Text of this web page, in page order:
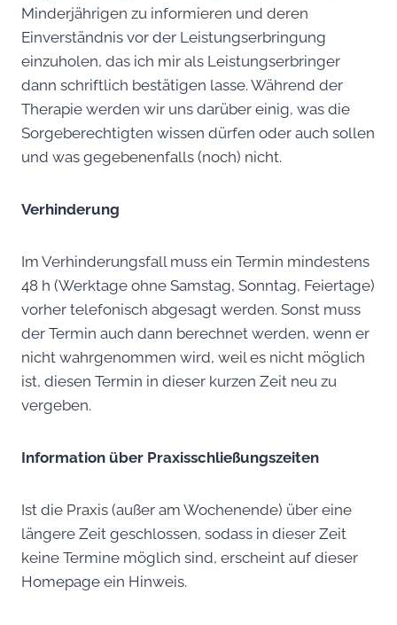
Minderjährigen zu informieren und deren
Einverständnis vor der Leistungserbringung
einzuholen, das ich mir als Leistungserbringer
dann schriftlich bestätigen lasse. Während der
Therapie werden wir uns darüber einig, was die
Sorgeberechtigten wissen dürfen oder auch sollen
und was gegebenenfalls (noch) nicht.
Verhinderung
Im Verhinderungsfall muss ein Termin mindestens
48 h (Werktage ohne Samstag, Sonntag, Feiertage)
vorher telefonisch abgesagt werden. Sonst muss
der Termin auch dann berechnet werden, wenn er
nicht wahrgenommen wird, weil es nicht möglich
ist, diesen Termin in dieser kurzen Zeit neu zu
vergeben.
Information über Praxisschließungszeiten
Ist die Praxis (außer am Wochenende) über eine
längere Zeit geschlossen, sodass in dieser Zeit
keine Termine möglich sind, erscheint auf dieser
Homepage ein Hinweis.